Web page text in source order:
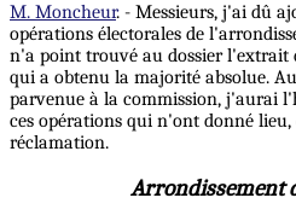
M. Moncheur. - Messieurs, j'ai dû
opérations électorales de
n'a point trouvé au dossier l'extrait
qui a obtenu la majorité absolue.
parvenue à la commission, j'aurai
ces opérations qui n'ont donné lieu,
réclamation.
Arrondissement